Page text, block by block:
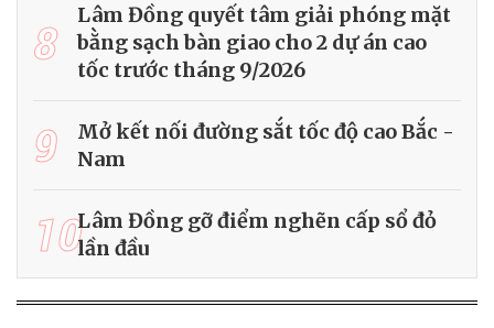
8
Lâm Đồng quyết tâm giải phóng mặt
bằng sạch bàn giao cho 2 dự án cao
tốc trước tháng 9/2026
9
Mở kết nối đường sắt tốc độ cao Bắc -
Nam
10Lâm Đồng gỡ điểm nghẽn cấp sổ đỏ
lần đầu